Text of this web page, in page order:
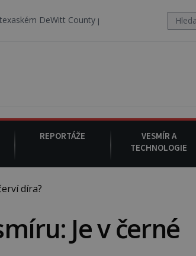
County pořizuje video, na kterém před jeho
REPORTÁŽE
VESMÍR A
TECHNOLOGIE
díra?
Je v černé